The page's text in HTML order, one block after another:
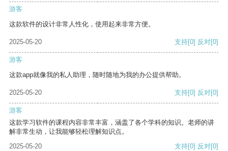
游客
这款软件的设计非常人性化，使用起来非常方便。
2025-05-20 支持[0] 反对[0]
游客
这款app就像我的私人助理，随时随地为我的办公提供帮助。
2025-05-20 支持[0] 反对[0]
游客
这款学习软件的课程内容非常丰富，涵盖了各个学科的知识。老师的讲
解非常生动，让我能够轻松理解知识点。
2025-05-20
支持[0] 反对[0]